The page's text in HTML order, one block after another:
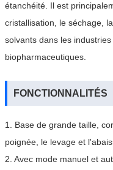
étanchéité. Il est
cristallisation, le séchage,
solvants dans les
biopharmaceutiques.
FONCTIONNALITÉS
1. Base de grande taille,
poignée, le levage et
2. Avec mode manuel et